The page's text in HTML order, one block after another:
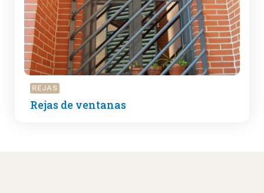
REJAS
Rejas de ventanas